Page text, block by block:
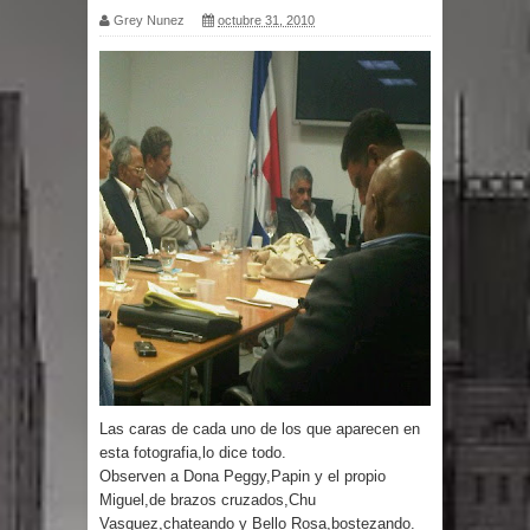
por un delicado problema cardíaco
Abel Martínez llama a los
dominicanos a unirse para sacar al
PRM del Gobierno
Tres detenidos tras detectarse una
presunta estafa contra el
Ayuntamiento de Santiago
PRM votará “por aclamación” a sus
nuevas autoridades
El expresidente peruano Ollanta
Grey Nunez octubre 31, 2010
Las caras de cada uno de los que aparecen en
esta fotografia,lo dice todo.
Observen a Dona Peggy,Papin y el propio
Miguel,de brazos cruzados,Chu
Vasquez,chateando y Bello Rosa,bostezando.